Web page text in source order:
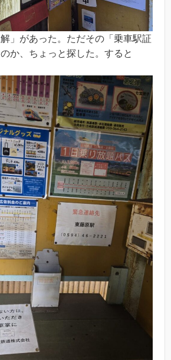
」があった。ただその「乗車駅証
か、ちょっと探した。すると